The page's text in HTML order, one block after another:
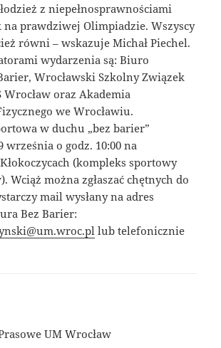
z niepełnosprawnościami
na prawdziwej Olimpiadzie. Wszyscy
równi – wskazuje Michał Piechel.
wydarzenia są: Biuro
Wrocławski Szkolny Związek
Wrocław oraz Akademia
we Wrocławiu.
w duchu „bez barier”
września o godz. 10:00 na
(kompleks sportowy
Wciąż można zgłaszać chętnych do
mail wysłany na adres
Bez Barier:
lub telefonicznie
UM Wrocław